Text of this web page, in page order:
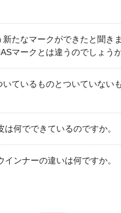
新たなマークができたと聞き
マークとは違うのでしょうか
いているものとついていない
は何でできているのですか。
インナーの違いは何ですか。